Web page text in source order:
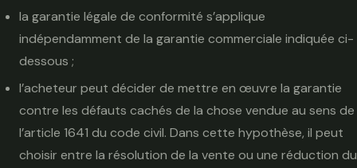
la garantie légale de conformité s’applique
indépendamment de la garantie commerciale indiquée ci-
dessous ;
l’acheteur peut décider de mettre en œuvre la garantie
contre les défauts cachés de la chose vendue au sens de
l’article 1641 du code civil. Dans cette hypothèse, il peut
choisir entre la résolution de la vente ou une réduction du